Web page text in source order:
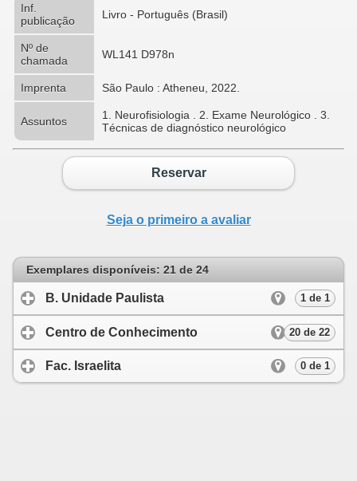
Inf.
publicação
Livro - Português (Brasil)
Nº de
chamada
WL141 D978n
Imprenta São Paulo : Atheneu, 2022.
Assuntos
1. Neurofisiologia . 2. Exame Neurológico . 3.
Técnicas de diagnóstico neurológico
Reservar
Seja o primeiro a avaliar
Exemplares disponíveis: 21 de 24
B. Unidade Paulista 1 de 1
click to expand
Centro de Conhecimento 20 de 22
click to expand
Fac. Israelita 0 de 1
click to expand contents